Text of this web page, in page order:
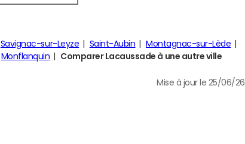
Savignac-sur-Leyze Saint-Aubin
Montagnac-sur-Lède
Monflanquin Comparer Lacaussade à une autre ville
Mise à jour le 25/06/26